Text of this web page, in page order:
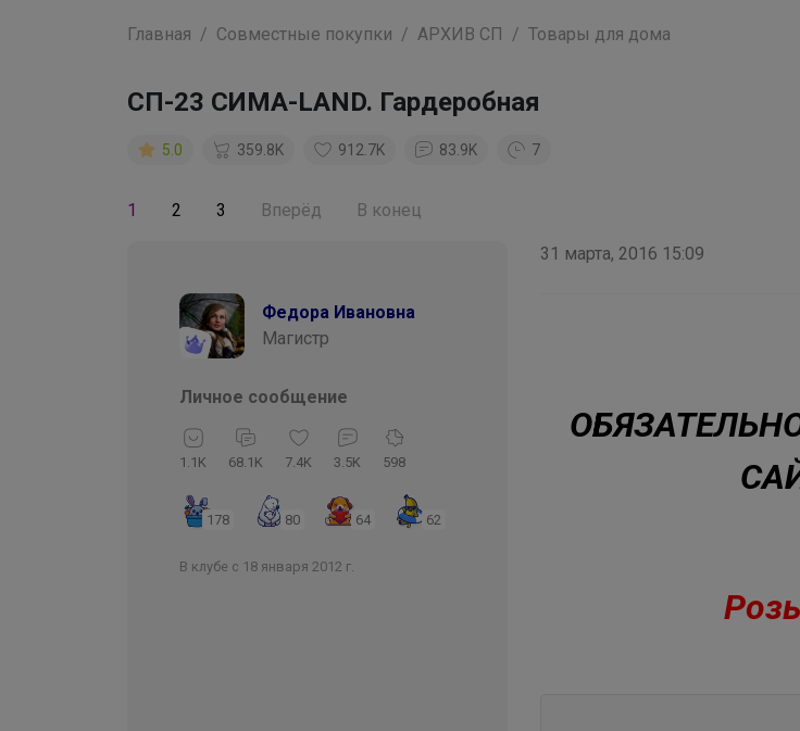
Главная Совместные покупки АРХИВ СП Товары для дома
СП-23 СИМА-LAND. Гардеробная
5.0 359.8K 912.7K 83.9K 7
1 2 3 Вперёд В конец
Федора Ивановна
Магистр
Личное сообщение
1.1K 68.1K 7.4K 3.5K 598
178 80 64 62
В клубе с 18 января 2012 г.
31 марта, 2016 15:09